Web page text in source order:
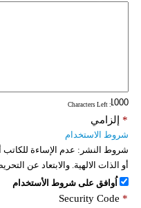
: Characters Left
إلزامي *
شروط الاستخدام
شروط النشر: عدم الإساءة
أو الذات الالهية. والابتعاد عن
اُوافق على شروط الأستخدام
Security Code *